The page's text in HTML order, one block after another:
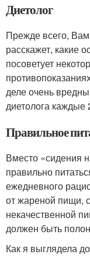
Диетолог
Прежде всего, Вам
расскажет, какие
посоветует
деле очень
диетолога каждые
Правильное
Вместо «сидения
правильно
ежедневного
от жареной пищи,
некачественной
должен быть полон
Как я выглядела